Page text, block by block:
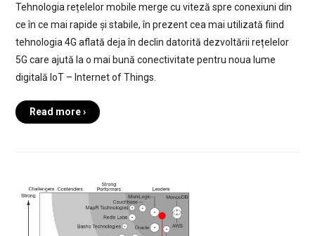
Tehnologia rețelelor mobile merge cu viteză spre conexiuni din
ce în ce mai rapide și stabile, în prezent cea mai utilizată fiind
tehnologia 4G aflată deja în declin datorită dezvoltării rețelelor
5G care ajută la o mai bună conectivitate pentru noua lume
digitală IoT – Internet of Things.
Read more ›